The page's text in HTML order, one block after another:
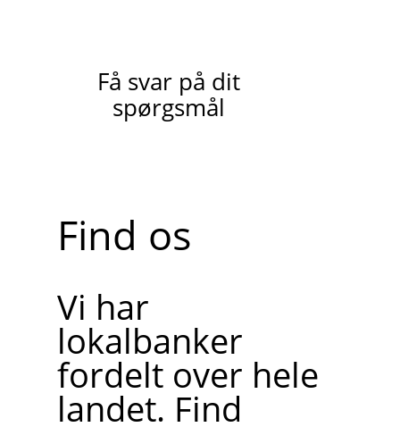
Få svar på dit
spørgsmål
Find os
Vi har
lokalbanker
fordelt over hele
landet. Find